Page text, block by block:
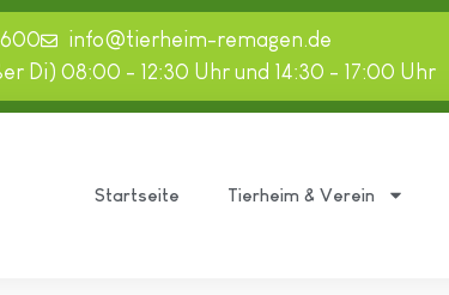
info@tierheim-remagen.de
Di) 08:00 - 12:30 Uhr und 14:30 - 17:00 Uhr
Startseite Tierheim & Verein